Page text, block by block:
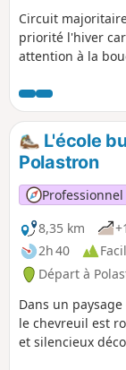
Circuit
priorité l'hiver
attention à la
L'école
Polastron
8,35 km
2h 40
Départ à
Dans un
le chevreuil est
et silencieux